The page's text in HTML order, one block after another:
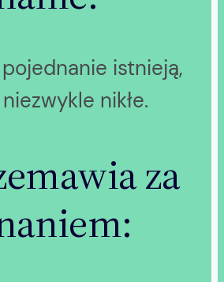
istnieją,
nikłe.
za